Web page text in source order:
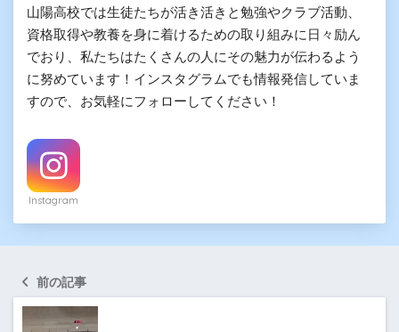
山陽高校では生徒たちが活き活きと勉強やクラブ活動、
資格取得や教養を身に着けるための取り組みに日々励ん
でおり、私たちはたくさんの人にその魅力が伝わるよう
に努めています！インスタグラムでも情報発信していま
すので、お気軽にフォローしてください！
Instagram
前の記事